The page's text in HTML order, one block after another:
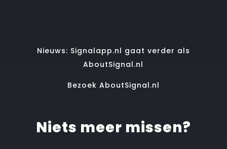
Nieuws: Signalapp.nl gaat verder als
AboutSignal.nl
Bezoek AboutSignal.nl
Niets meer missen?